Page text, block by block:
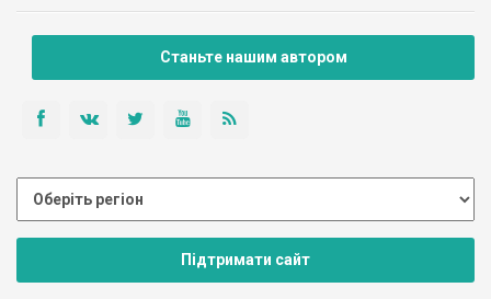
Станьте нашим автором
Підтримати сайт